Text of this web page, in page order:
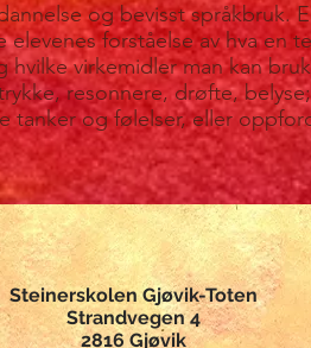
og bevisst språkbruk.
forståelse av hva en
hvilke virkemidler man kan
resonnere, drøfte,
tanker og følelser, eller
Steinerskolen Gjøvik-Toten
Strandvegen 4
2816 Gjøvik